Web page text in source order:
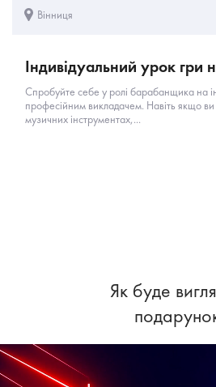
Вінниця
Індивідуальний урок
Спробуйте себе у ролі барабанщика на
професійним викладачем. Навіть якщо
музичних інструментах,...
Як буде